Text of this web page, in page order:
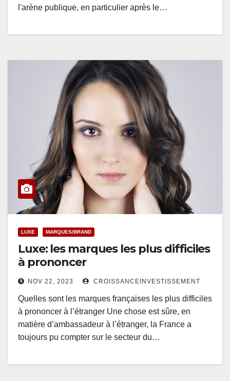
l'arène publique, en particulier après le…
LUXE MARQUES/BRAND
Luxe: les marques les plus difficiles
à prononcer
NOV 22, 2023 CROISSANCEINVESTISSEMENT
Quelles sont les marques françaises les plus difficiles
à prononcer à l’étranger Une chose est sûre, en
matière d’ambassadeur à l’étranger, la France a
toujours pu compter sur le secteur du…